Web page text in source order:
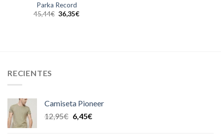
Parka Record
45,44€ 36,35€
RECIENTES
Camiseta Pioneer
12,95€ 6,45€